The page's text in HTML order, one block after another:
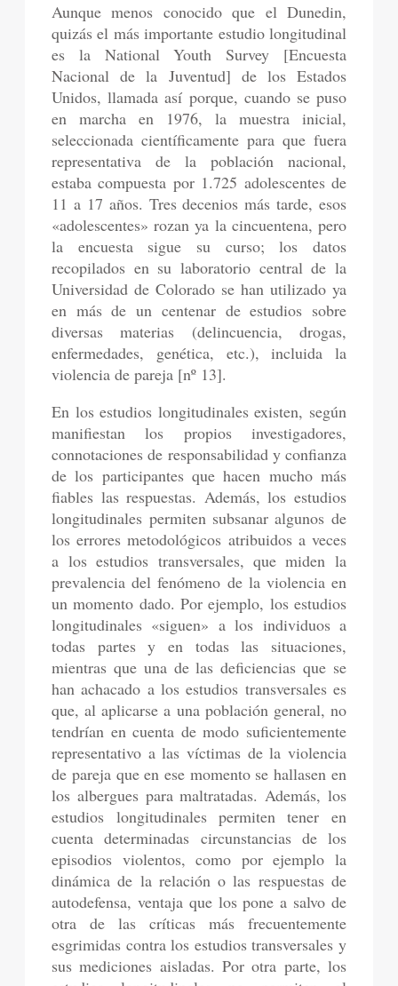
Aunque menos conocido que el Dunedin,
quizás el más importante estudio longitudinal
es la National Youth Survey [Encuesta
Nacional de la Juventud] de los Estados
Unidos, llamada así porque, cuando se puso
en marcha en 1976, la muestra inicial,
seleccionada científicamente para que fuera
representativa de la población nacional,
estaba compuesta por 1.725 adolescentes de
11 a 17 años. Tres decenios más tarde, esos
«adolescentes» rozan ya la cincuentena, pero
la encuesta sigue su curso; los datos
recopilados en su laboratorio central de la
Universidad de Colorado se han utilizado ya
en más de un centenar de estudios sobre
diversas materias (delincuencia, drogas,
enfermedades, genética, etc.), incluida la
violencia de pareja [nº 13].
En los estudios longitudinales existen, según
manifiestan los propios investigadores,
connotaciones de responsabilidad y confianza
de los participantes que hacen mucho más
fiables las respuestas. Además, los estudios
longitudinales permiten subsanar algunos de
los errores metodológicos atribuidos a veces
a los estudios transversales, que miden la
prevalencia del fenómeno de la violencia en
un momento dado. Por ejemplo, los estudios
longitudinales «siguen» a los individuos a
todas partes y en todas las situaciones,
mientras que una de las deficiencias que se
han achacado a los estudios transversales es
que, al aplicarse a una población general, no
tendrían en cuenta de modo suficientemente
representativo a las víctimas de la violencia
de pareja que en ese momento se hallasen en
los albergues para maltratadas. Además, los
estudios longitudinales permiten tener en
cuenta determinadas circunstancias de los
episodios violentos, como por ejemplo la
dinámica de la relación o las respuestas de
autodefensa, ventaja que los pone a salvo de
otra de las críticas más frecuentemente
esgrimidas contra los estudios transversales y
sus mediciones aisladas. Por otra parte, los